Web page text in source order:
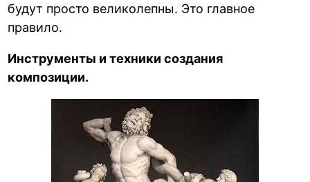
будут просто великолепны. Это главное
правило.
Инструменты и техники создания
композиции.